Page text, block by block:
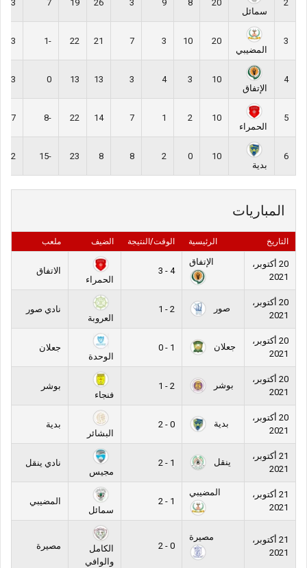
2
سمائل
20
8
9
3
26
19
7
33
3
المضيبي
20
10
3
7
21
22
-1
33
4
الإتفاق
10
3
4
3
13
13
0
13
5
الحمراء
10
2
1
7
14
22
-8
7
6
بدية
10
0
2
8
8
23
-15
2
المباريات
التاريخ الرئيسية الوقت/النتيجة الضيف ملعب
20 أكتوبر،
2021
الإتفاق
4 - 3
الحمراء
الاتفاق
20 أكتوبر،
2021
صور
2 - 1
العروبة
نادي صور
20 أكتوبر،
2021
جعلان
1 - 0
الوحدة
جعلان
20 أكتوبر،
2021
بوشر
2 - 1
فنجاء
بوشر
20 أكتوبر،
2021
بدية
0 - 2
البشائر
بدية
21 أكتوبر،
2021
ينقل
1 - 2
مجيس
نادي ينقل
21 أكتوبر،
2021
المضيبي
1 - 2
سمائل
المضيبي
21 أكتوبر،
2021
مصيرة
0 - 2
الكامل
والوافي
مصيرة